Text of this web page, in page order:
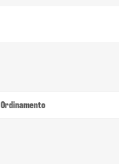
Ordinamento